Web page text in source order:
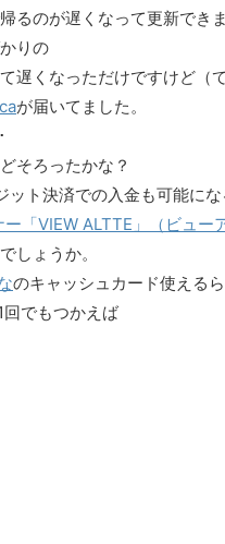
るのが遅くなって更新でき
りの
遅くなっただけですけど（て
が届いてました。
そろったかな？
ット決済での入金も可能にな
「VIEW ALTTE」（ビュー
しょうか。
のキャッシュカード使えるら
回でもつかえば